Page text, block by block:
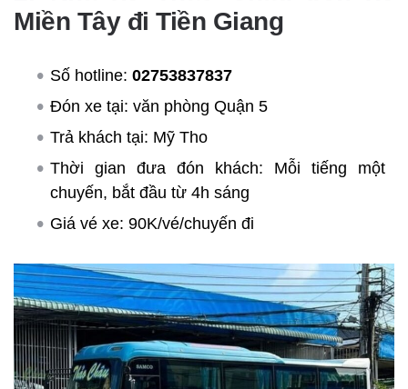
Miền Tây đi Tiền Giang
Số hotline: 02753837837
Đón xe tại: văn phòng Quận 5
Trả khách tại: Mỹ Tho
Thời gian đưa đón khách: Mỗi tiếng một
chuyến, bắt đầu từ 4h sáng
Giá vé xe: 90K/vé/chuyến đi